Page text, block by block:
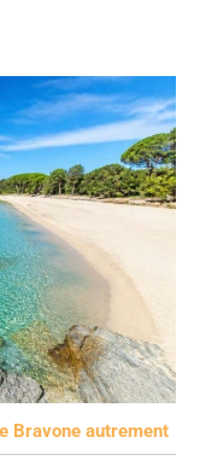
Bravone autrement